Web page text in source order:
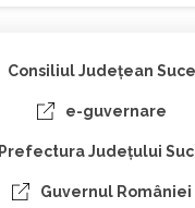
Consiliul Judeţean
e-guvernare
Prefectura Judeţului
Guvernul României